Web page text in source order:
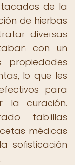
de la
de hierbas
diversas
con un
propiedades
lo que les
para
la curación.
tablillas
médicas
sofisticación